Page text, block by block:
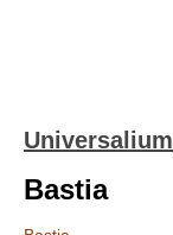
Universalium
Bastia